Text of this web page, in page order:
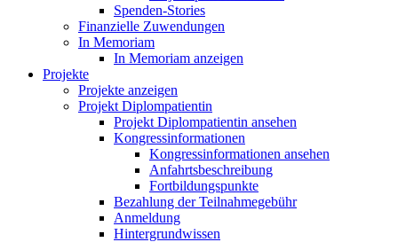
Spenden-Stories
Finanzielle Zuwendungen
In Memoriam
In Memoriam anzeigen
Projekte
Projekte anzeigen
Projekt Diplompatientin
Projekt Diplompatientin ansehen
Kongressinformationen
Kongressinformationen ansehen
Anfahrtsbeschreibung
Fortbildungspunkte
Bezahlung der Teilnahmegebühr
Anmeldung
Hintergrundwissen